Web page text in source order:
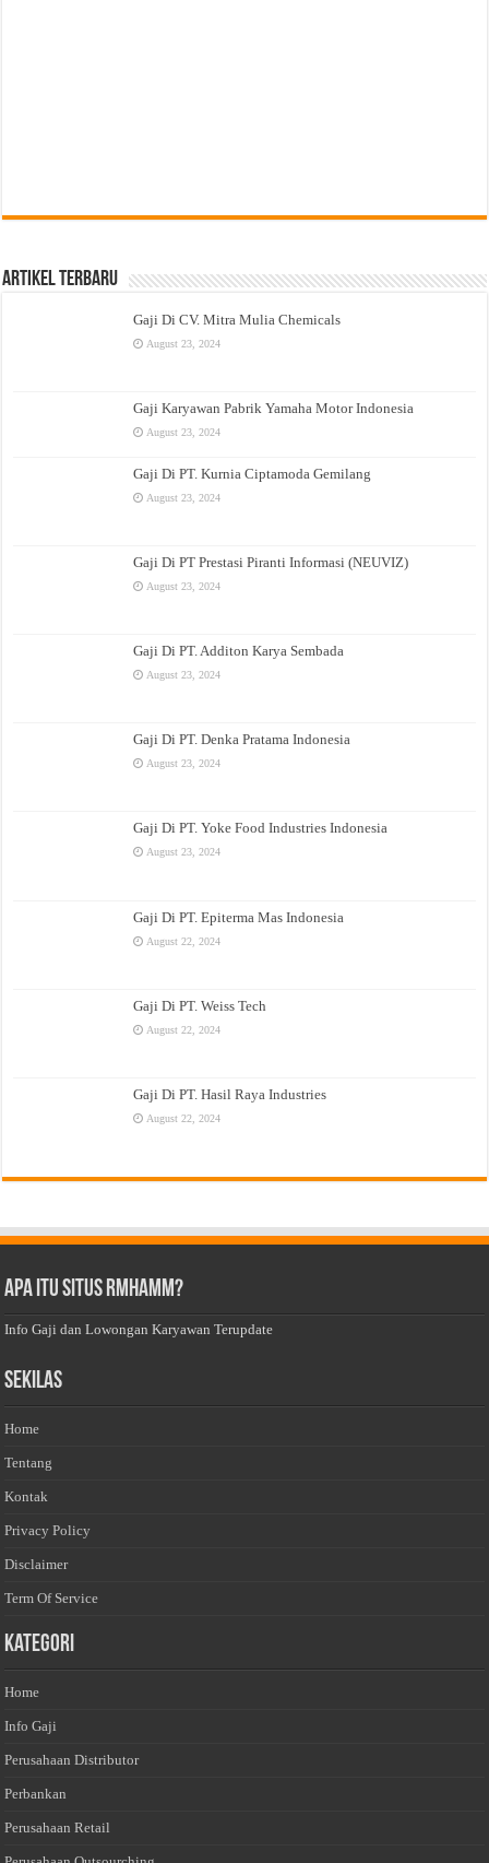
Artikel Terbaru
Gaji Di CV. Mitra Mulia Chemicals
August 23, 2024
Gaji Karyawan Pabrik Yamaha Motor Indonesia
August 23, 2024
Gaji Di PT. Kurnia Ciptamoda Gemilang
August 23, 2024
Gaji Di PT Prestasi Piranti Informasi (NEUVIZ)
August 23, 2024
Gaji Di PT. Additon Karya Sembada
August 23, 2024
Gaji Di PT. Denka Pratama Indonesia
August 23, 2024
Gaji Di PT. Yoke Food Industries Indonesia
August 23, 2024
Gaji Di PT. Epiterma Mas Indonesia
August 22, 2024
Gaji Di PT. Weiss Tech
August 22, 2024
Gaji Di PT. Hasil Raya Industries
August 22, 2024
Apa Itu Situs Rmhamm?
Info Gaji dan Lowongan Karyawan Terupdate
Sekilas
Home
Tentang
Kontak
Privacy Policy
Disclaimer
Term Of Service
Kategori
Home
Info Gaji
Perusahaan Distributor
Perbankan
Perusahaan Retail